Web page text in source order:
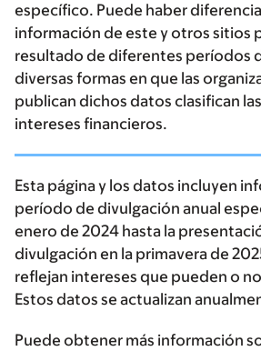
específico. Puede haber
información de este y otros sitios
resultado de diferentes períodos
diversas formas en que las
publican dichos datos clasifican
intereses financieros.
Esta página y los datos incluyen
período de divulgación anual
enero de 2024 hasta la
divulgación en la primavera de
reflejan intereses que pueden o
Estos datos se actualizan
Puede obtener más información